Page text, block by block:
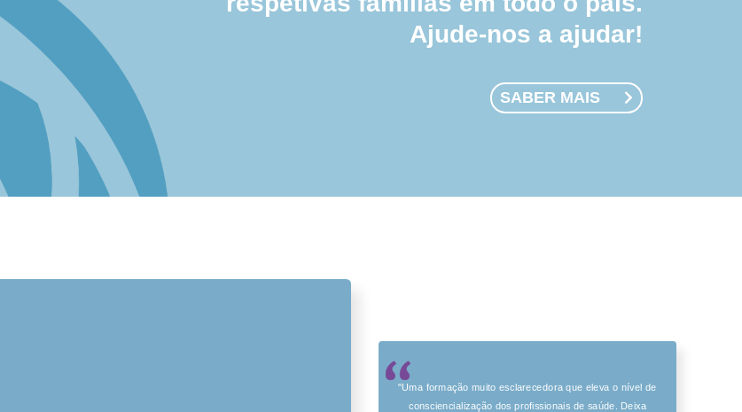
Ajude-nos a ajudar!
SABER MAIS
"Uma formação muito esclarecedora que eleva o nível de
consciencialização dos profissionais de saúde. Deixa